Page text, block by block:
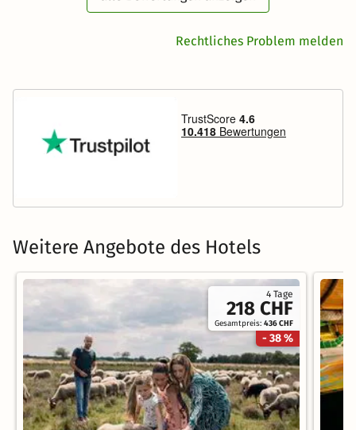
Rechtliches Problem melden
Weitere Angebote des Hotels
4 Tage
218 CHF
Gesamtpreis:436 CHF
- 38 %